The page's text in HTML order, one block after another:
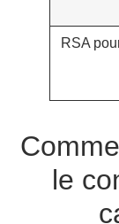
RSA
le